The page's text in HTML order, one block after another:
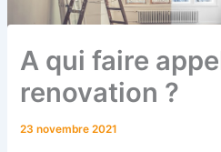
A qui faire
renovation ?
23 novembre 2021